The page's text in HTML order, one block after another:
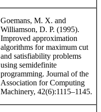
Goemans, M. X. and
Williamson, D. P. (1995).
Improved approximation
algorithms for maximum cut
and satisfiability problems
using semidefinite
programming. Journal of the
Association for Computing
Machinery, 42(6):1115–1145.